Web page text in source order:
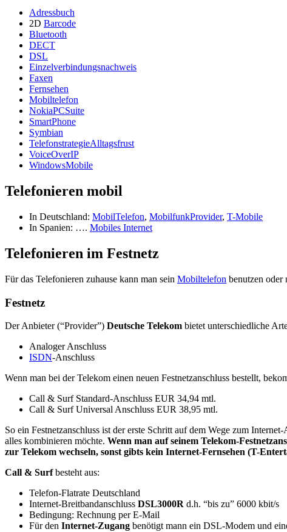
Adressbuch
2D Barcode
Bluetooth
DECT
DSL
Einzelverbindungsnachweis
Faxen
Fernsehen
Mobiltelefon
NokiaPCSuite
SmartPhone
Symbian
TelefonstrategieAlltagsfrust
VoiceOverIP
WindowsMobile
Telefonieren mobil
In Deutschland: MobilTelefon, MobilfunkProvider, T-Mobile
In Spanien: …. Mobiles Internet
Telefonieren im Festnetz
Für das Telefonieren zuhause kann man sein Mobiltelefon benutzen oder
Festnetz
Der Anbieter (“Provider”) Deutsche Telekom bietet unterschiedliche
Analoger Anschluss
ISDN-Anschluss
Wenn man bei der Telekom einen neuen Festnetzanschluss bestellt,
Call & Surf Standard-Anschluss EUR 34,94 mtl.
Call & Surf Universal Anschluss EUR 38,95 mtl.
So ein Festnetzanschluss ist der erste Schritt auf dem Wege zum
alles kombinieren möchte. Wenn man auf seinem Telekom-
zur Telekom wechseln, sonst gibts kein Internet-Fernsehen (T-
Call & Surfbesteht aus:
Telefon-Flatrate Deutschland
Internet-Breitbandanschluss DSL3000R d.h. “bis zu” 6000 kbit/s
Bedingung: Rechnung per E-Mail
Für den Internet-Zugang benötigt mann ein DSL-Modem und